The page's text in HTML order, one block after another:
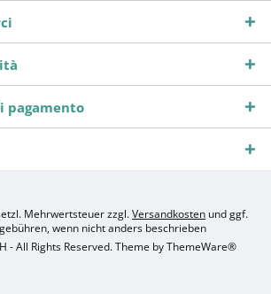
pagamento
Mehrwertsteuer zzgl.Versandkosten und ggf.
wenn nicht anders beschrieben
- All Rights Reserved. Theme byThemeWare®